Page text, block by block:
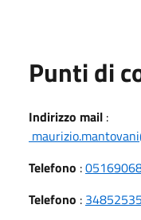
Punti di
Indirizzo mail :
Telefono :
Telefono :